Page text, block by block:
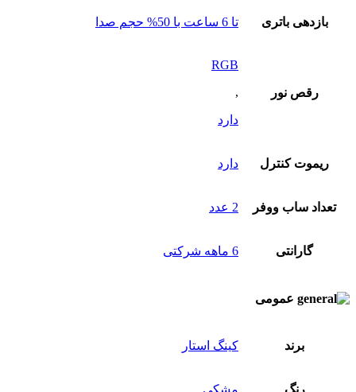
بازدهی باتری تا 6 ساعت با 50% حجم صدا
رقص نور
RGB
,
دارد
ریموت کنترل دارد
تعداد ساب‌ ووفر 2 عدد
گارانتی 6 ماهه شرکتی
عمومی
برند کینگ استار
رنگ مشکی